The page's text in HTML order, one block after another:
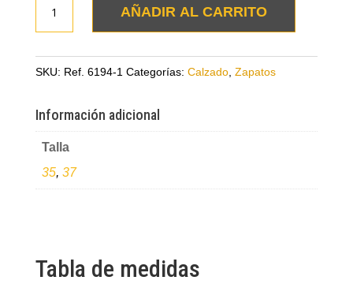
en
cantidad
AÑADIR AL CARRITO
SKU: Ref. 6194-1 Categorías: Calzado, Zapatos
Información adicional
Talla
35, 37
Tabla de medidas